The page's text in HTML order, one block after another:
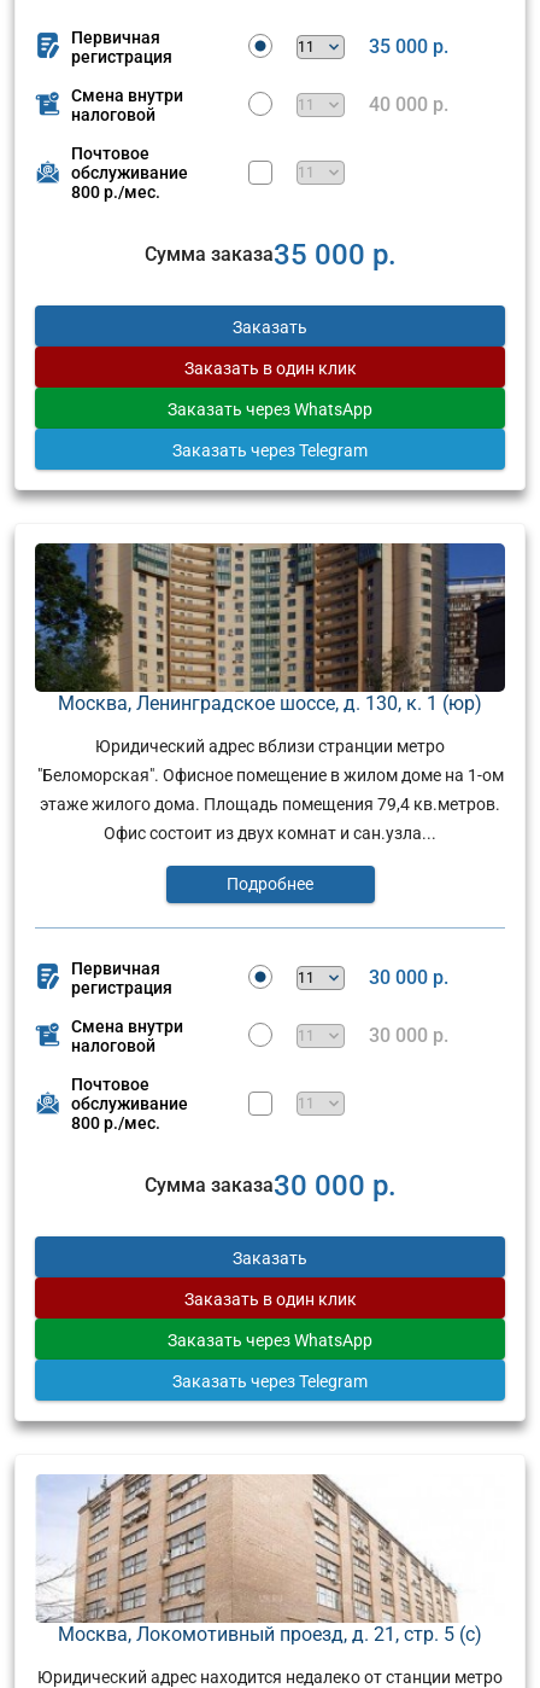
Первичная
регистрация
35 000 р.
Смена внутри
налоговой
40 000 р.
Почтовое
обслуживание
800 р./мес.
Сумма заказа35 000 р.
Заказать
Заказать в один клик
Заказать через WhatsApp
Заказать через Telegram
Москва, Ленинградское шоссе, д. 130, к. 1 (юр)
Юридический адрес вблизи странции метро
"Беломорская". Офисное помещение в жилом доме на 1-ом
этаже жилого дома. Площадь помещения 79,4 кв.метров.
Офис состоит из двух комнат и сан.узла...
Подробнее
Первичная
регистрация
30 000 р.
Смена внутри
налоговой
30 000 р.
Почтовое
обслуживание
800 р./мес.
Сумма заказа30 000 р.
Заказать
Заказать в один клик
Заказать через WhatsApp
Заказать через Telegram
Москва, Локомотивный проезд, д. 21, стр. 5 (с)
Юридический адрес находится недалеко от станции метро